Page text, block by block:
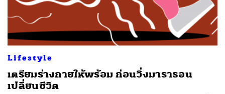
Lifestyle
เตรียมร่างกายให้พร้อม ก่อนวิ่งมาราธอน
เปลี่ยนชีวิต